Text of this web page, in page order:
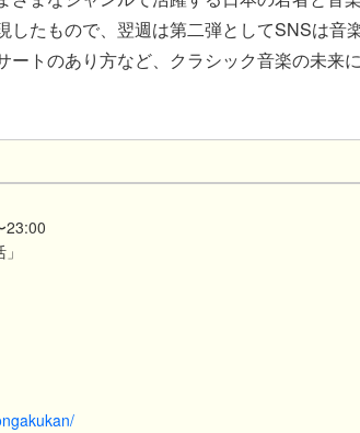
したもので、翌週は第二弾としてSNSは音
ートのあり方など、クラシック音楽の未来
23:00